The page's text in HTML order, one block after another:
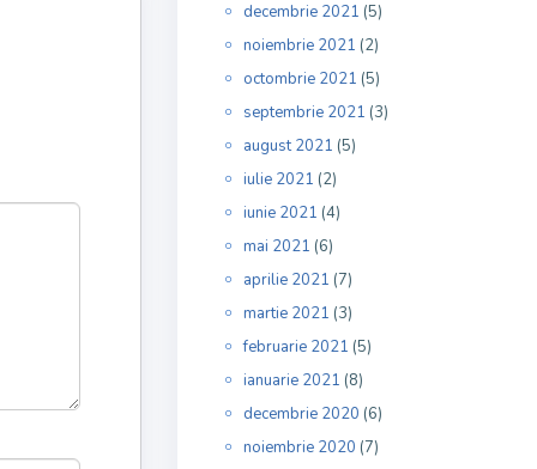
decembrie 2021 (5)
noiembrie 2021 (2)
octombrie 2021 (5)
septembrie 2021 (3)
august 2021 (5)
iulie 2021 (2)
iunie 2021 (4)
mai 2021 (6)
aprilie 2021 (7)
martie 2021 (3)
februarie 2021 (5)
ianuarie 2021 (8)
decembrie 2020 (6)
noiembrie 2020 (7)